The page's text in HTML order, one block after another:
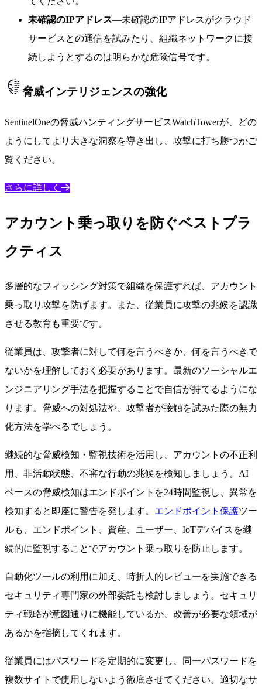
未確認のIPアドレス—未確認のIPアドレスがクラウド
サービスとの通信を試みたり、組織ネットワークに接
続しようとするのは明らかな危険信号です。
脅威インテリジェンスの強化
SentinelOneの脅威ハンティングサービスWatchTowerが、どの
ようにしてより大きな洞察を導き出し、攻撃に打ち勝つかご
覧ください。
さらに詳しく
アカウント乗っ取りを防ぐベストプラ
クティス
多層的なフィッシング対策で組織を保護すれば、アカウント
乗っ取り攻撃を防げます。また、従業員に攻撃の兆候を認識
させる教育も重要です。
従業員は、攻撃者に対して何を言うべきか、何を言うべきで
ないかを理解しておく必要があります。最新のソーシャルエ
ンジニアリング手法を把握することで自信が持てるようにな
ります。脅威への対処法や、攻撃者が接触を試みた際の無力
化方法を学べるでしょう。
継続的な脅威検知・監視技術を活用し、アカウントの不正利
用、非活動状態、不審な行動の兆候を検知しましょう。AI
ベースの脅威検知はエンドポイントを24時間監視し、異常を
検知すると即座に警告を発します。 エンドポイント保護ツー
ルも、エンドポイント、資産、ユーザー、IoTデバイスを継
続的に監視することでアカウント乗っ取りを防止します。
自動化ツールの利用に加え、時折人的レビューを実施できる
セキュリティ専門家の外部委託も検討しましょう。セキュリ
ティ戦略が意図通りに機能しているか、改善が必要な領域が
あるかを指摘してくれます。
従業員にはパスワードを定期的に変更し、同一パスワードを
複数サイトで使用しないよう徹底させてください。適切なサ